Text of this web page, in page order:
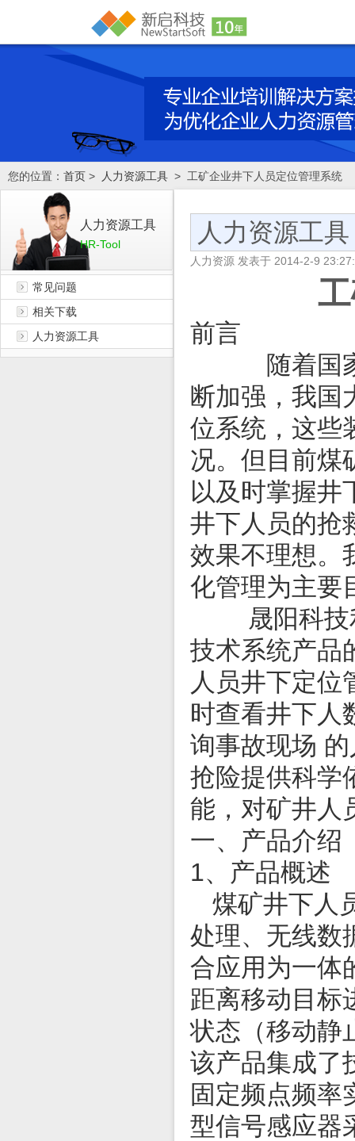
您的位置： 首页 > 人力资源工具 > 工矿企业井下人员定位管理系统
人力资源工具
HR-Tool
常见问题
相关下载
人力资源工具
人力资源工具
人力资源 发表于 2014-2-9
前言
随着国家对
断加强，我国
位系统，这些
况。但目前煤
以及时掌握井
井下人员的抢
效果不理想。
化管理为主要
晟阳科技利
技术系统产品
人员井下定位
时查看井下人
询事故现场
抢险提供科学
能，对矿井人
一、产品介绍
1、产品概述
煤矿井下人
处理、无线数
合应用为一体
距离移动目标
状态（移动静
该产品集成了
固定频点频率
型信号感应器